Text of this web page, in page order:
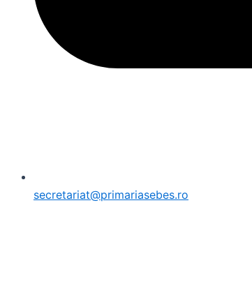
secretariat@primariasebes.ro